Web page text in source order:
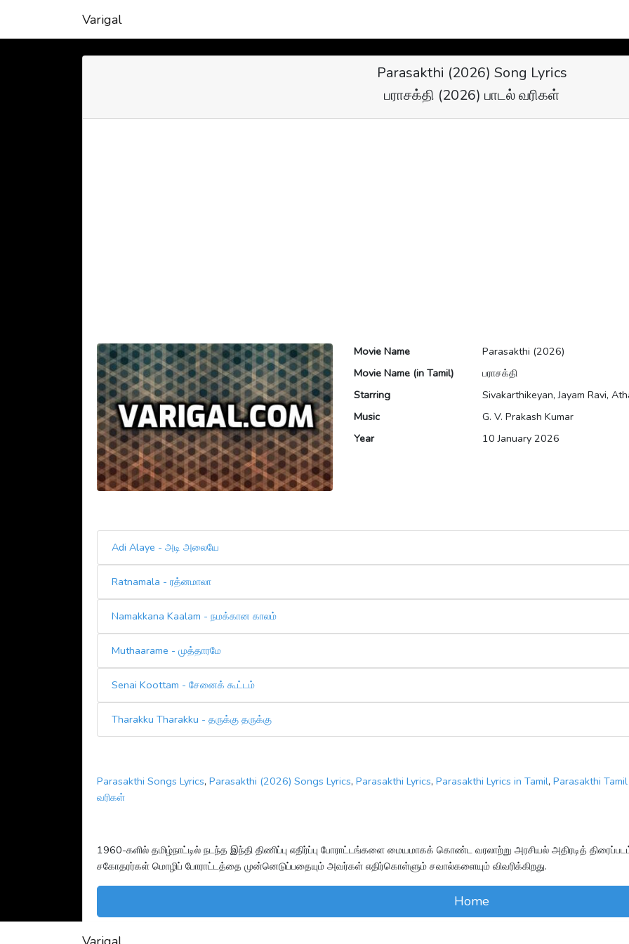
Varigal
Parasakthi (2026) Song Lyrics
பராசக்தி (2026) பாடல் வரிகள்
Movie Name
Parasakthi (2026)
Movie Name (in Tamil)
பராசக்தி
Starring
Sivakarthikeyan, Jayam Ravi,
Music
G. V. Prakash Kumar
Year
10 January 2026
Adi Alaye - அடி அலையே
Ratnamala - ரத்னமாலா
Namakkana Kaalam - நமக்கான காலம்
Muthaarame - முத்தாரமே
Senai Koottam - சேனைக் கூட்டம்
Tharakku Tharakku - தருக்கு தருக்கு
Parasakthi Songs Lyrics, Parasakthi (2026) Songs Lyrics, Parasakthi Lyrics, Parasakthi Lyrics in Tamil, Parasakthi Tamil
வரிகள்
1960-களில் தமிழ்நாட்டில் நடந்த இந்தி திணிப்பு எதிர்ப்பு போராட்டங்களை மையமாகக் கொண்ட வரலாற்று அரசியல் அதிரடித்
சகோதரர்கள் மொழிப் போராட்டத்தை முன்னெடுப்பதையும் அவர்கள் எதிர்கொள்ளும் சவால்களையும் விவரிக்கிறது.
Home